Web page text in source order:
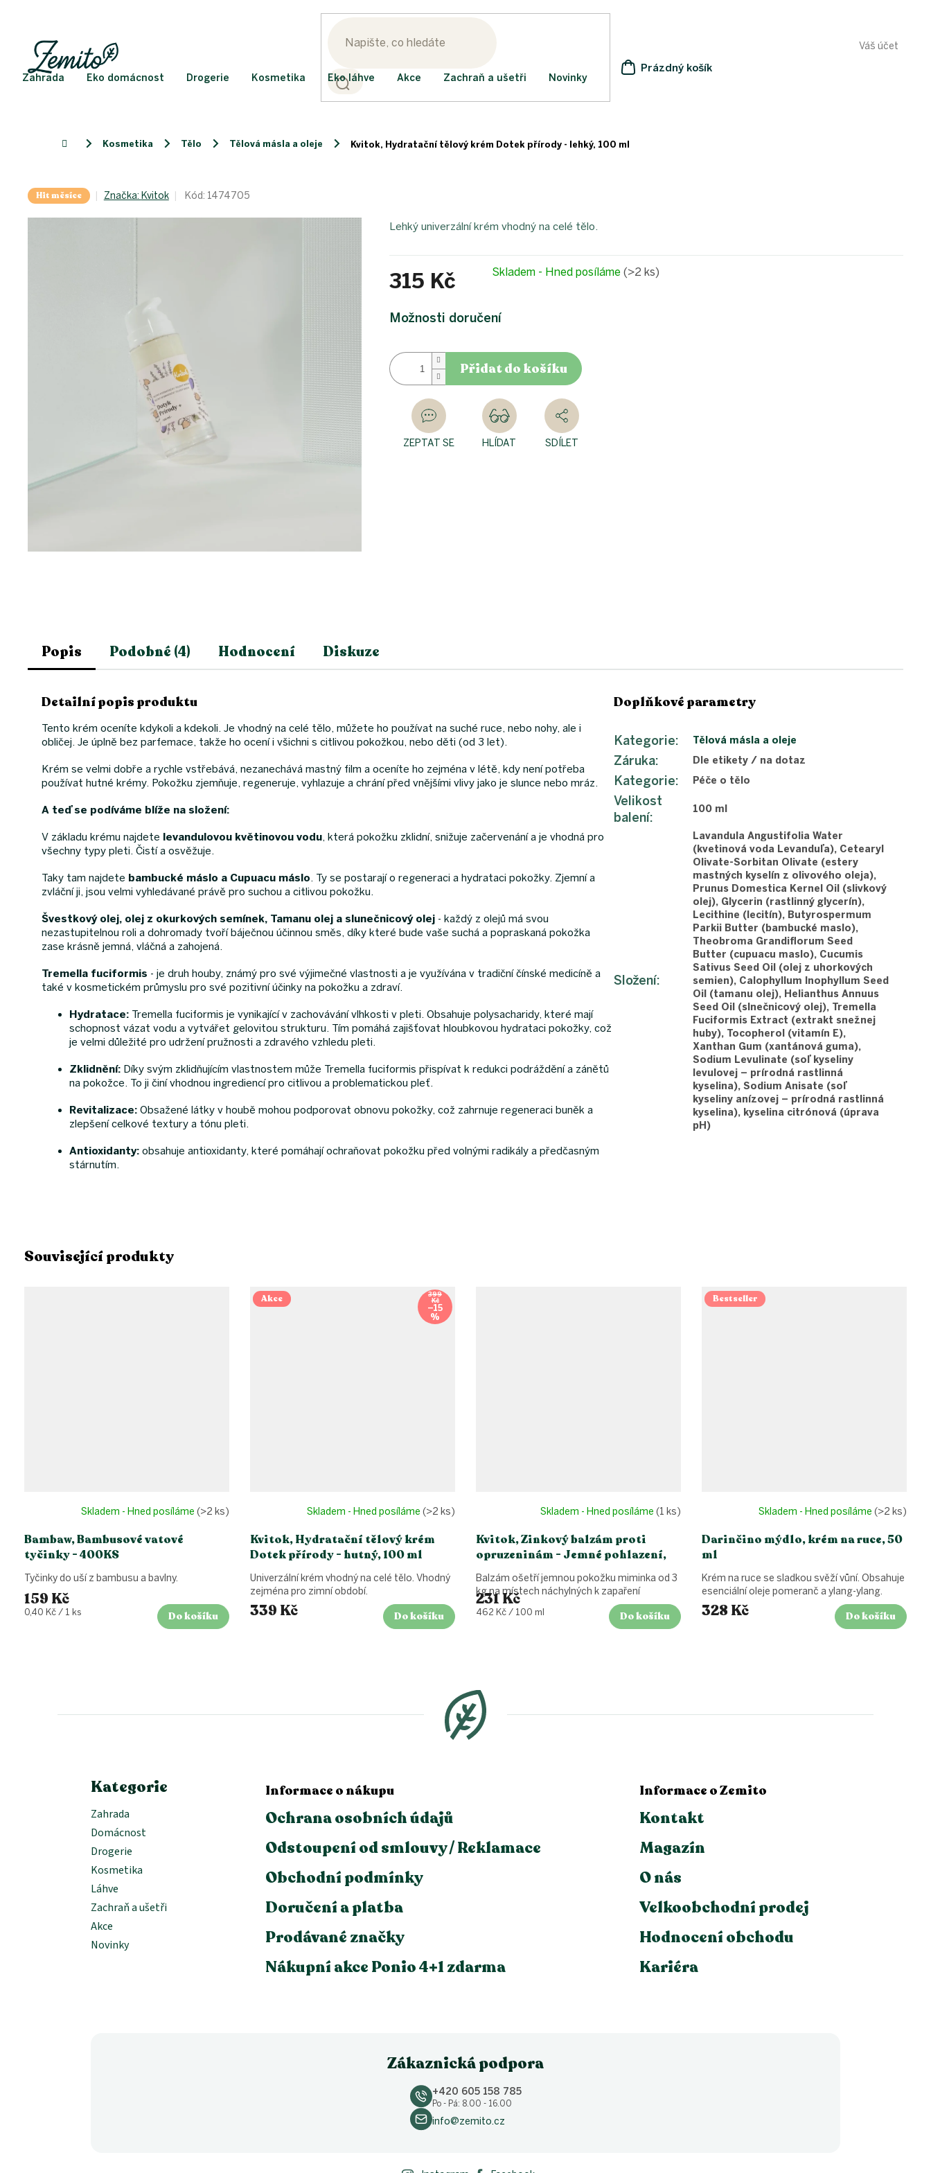
Váš účet
NÁKUPNÍ
Prázdný košík
Zahrada Eko domácnost Drogerie Kosmetika Eko láhve Akce Zachraň a ušetři Novinky
Domů Kosmetika Tělo Tělová másla a oleje Kvitok, Hydratační tělový krém Dotek přírody - lehký, 100 ml
Hit měsíce Značka: Kvitok Kód: 1474705
315 Kč
cena:
Skladem - Hned posíláme(>2 ks)
Možnosti doručení
Přidat do košíku
Lehký univerzální krém vhodný na celé tělo.
ZEPTAT SE HLÍDAT SDÍLET
Související produkty
Bambaw, Bambusové vatové
tyčinky - 400KS
Skladem - Hned posíláme (>2 ks)
159 Kč
Měrná
0,40 Kč / 1 ks Do košíku
Tyčinky do uší z bambusu a bavlny.
Akce
399
Kč
–15
%
Kvitok, Hydratační tělový krém
Dotek přírody - hutný, 100 ml
Skladem - Hned posíláme (>2 ks)
339 Kč Do košíku
Univerzální krém vhodný na celé tělo. Vhodný
zejména pro zimní období.
Kvitok, Zinkový balzám proti
opruzeninám - Jemné pohlazení,
50ml
Skladem - Hned posíláme (1 ks)
231 Kč
Měrná
462 Kč / 100 ml Do košíku
Balzám ošetří jemnou pokožku miminka od 3
kg na místech náchylných k zapaření
Bestseller
Darinčino mýdlo, krém na ruce, 50
ml
Skladem - Hned posíláme (>2 ks)
328 Kč Do košíku
Krém na ruce se sladkou svěží vůní. Obsahuje
esenciální oleje pomeranč a ylang-ylang.
Popis Podobné (4) Hodnocení Diskuze
Detailní popis produktu
Tento krém oceníte kdykoli a kdekoli. Je vhodný na celé tělo, můžete ho používat na suché ruce, nebo nohy, ale i
obličej. Je úplně bez parfemace, takže ho ocení i všichni s citlivou pokožkou, nebo děti (od 3 let).
Krém se velmi dobře a rychle vstřebává, nezanechává mastný film a oceníte ho zejména v létě, kdy není potřeba
používat hutné krémy. Pokožku zjemňuje, regeneruje, vyhlazuje a chrání před vnějšími vlivy jako je slunce nebo mráz.
A teď se podíváme blíže na složení:
V základu krému najdete levandulovou květinovou vodu , která pokožku zklidní, snižuje začervenání a je vhodná pro
všechny typy pleti. Čistí a osvěžuje.
Taky tam najdete bambucké máslo a Cupuacu máslo . Ty se postarají o regeneraci a hydrataci pokožky. Zjemní a
zvláční ji, jsou velmi vyhledávané právě pro suchou a citlivou pokožku.
Švestkový olej, olej z okurkových semínek, Tamanu olej a slunečnicový olej - každý z olejů má svou
nezastupitelnou roli a dohromady tvoří báječnou účinnou směs, díky které bude vaše suchá a popraskaná pokožka
zase krásně jemná, vláčná a zahojená.
Tremella fuciformis - je druh houby, známý pro své výjimečné vlastnosti a je využívána v tradiční čínské medicíně a
také v kosmetickém průmyslu pro své pozitivní účinky na pokožku a zdraví.
Hydratace: Tremella fuciformis je vynikající v zachovávání vlhkosti v pleti. Obsahuje polysacharidy, které mají
schopnost vázat vodu a vytvářet gelovitou strukturu. Tím pomáhá zajišťovat hloubkovou hydrataci pokožky, což
je velmi důležité pro udržení pružnosti a zdravého vzhledu pleti.
Zklidnění: Díky svým zklidňujícím vlastnostem může Tremella fuciformis přispívat k redukci podráždění a zánětů
na pokožce. To ji činí vhodnou ingrediencí pro citlivou a problematickou pleť.
Revitalizace: Obsažené látky v houbě mohou podporovat obnovu pokožky, což zahrnuje regeneraci buněk a
zlepšení celkové textury a tónu pleti.
Antioxidanty: obsahuje antioxidanty, které pomáhají ochraňovat pokožku před volnými radikály a předčasným
stárnutím.
Doplňkové parametry
Kategorie: Tělová másla a oleje
Záruka: Dle etikety / na dotaz
Kategorie: Péče o tělo
Velikost
balení:
100 ml
Složení:
Lavandula Angustifolia Water
(kvetinová voda Levanduľa), Cetearyl
Olivate-Sorbitan Olivate (estery
mastných kyselín z olivového oleja),
Prunus Domestica Kernel Oil (slivkový
olej), Glycerin (rastlinný glycerín),
Lecithine (lecitín), Butyrospermum
Parkii Butter (bambucké maslo),
Theobroma Grandiflorum Seed
Butter (cupuacu maslo), Cucumis
Sativus Seed Oil (olej z uhorkových
semien), Calophyllum Inophyllum Seed
Oil (tamanu olej), Helianthus Annuus
Seed Oil (slnečnicový olej), Tremella
Fuciformis Extract (extrakt snežnej
huby), Tocopherol (vitamín E),
Xanthan Gum (xantánová guma),
Sodium Levulinate (soľ kyseliny
levulovej – prírodná rastlinná
kyselina), Sodium Anisate (soľ
kyseliny anízovej – prírodná rastlinná
kyselina), kyselina citrónová (úprava
pH)
Kategorie
Zahrada
Domácnost
Drogerie
Kosmetika
Láhve
Zachraň a ušetři
Akce
Novinky
Informace o nákupu
Ochrana osobních údajů
Odstoupení od smlouvy / Reklamace
Obchodní podmínky
Doručení a platba
Prodávané značky
Nákupní akce Ponio 4+1 zdarma
Informace o Zemito
Kontakt
Magazín
O nás
Velkoobchodní prodej
Hodnocení obchodu
Kariéra
Zákaznická podpora
+420 605 158 785
Po - Pá: 8.00 - 16.00
info@zemito.cz